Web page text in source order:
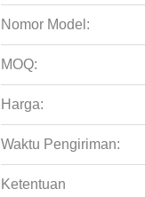
Nomor Model:
MOQ:
Harga:
Waktu Pengiriman:
Ketentuan